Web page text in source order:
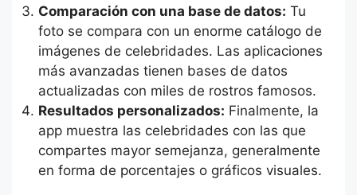
Comparación con una base de datos: Tu
foto se compara con un enorme catálogo de
imágenes de celebridades. Las aplicaciones
más avanzadas tienen bases de datos
actualizadas con miles de rostros famosos.
Resultados personalizados: Finalmente, la
app muestra las celebridades con las que
compartes mayor semejanza, generalmente
en forma de porcentajes o gráficos visuales.